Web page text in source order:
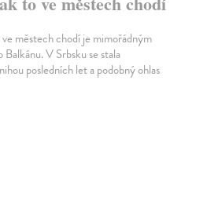
městech chodí je mimořádným
V Srbsku se stala
posledních let a podobný ohlas